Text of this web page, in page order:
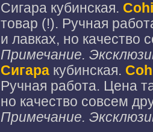
Сигара кубинская.
товар (!). Ручная
и лавках, но качество
Примечание.
Сигара кубинская.
Ручная работа. Цена
но качество совсем
Примечание.